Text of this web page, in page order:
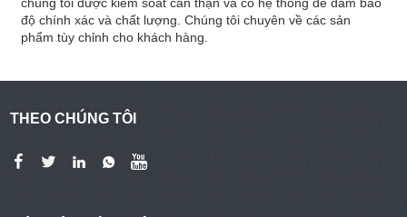
độ chính xác và chất lượng. Chúng tôi chuyên về các sản
phẩm tùy chỉnh cho khách hàng.
THEO CHÚNG TÔI